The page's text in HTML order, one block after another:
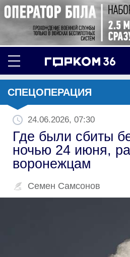
СПЕЦОПЕРАЦИЯ
24.06.2026, 07:30
Где были сбиты
ночью 24 июня,
воронежцам
Семен Самсонов